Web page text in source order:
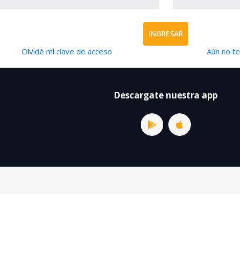
INGRESAR
Olvidé mi clave de acceso Aún no
Descargate nuestra app